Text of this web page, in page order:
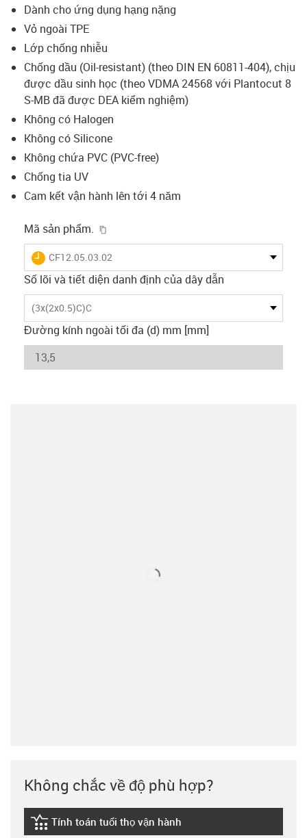
Dành cho ứng dụng hạng nặng
Vỏ ngoài TPE
Lớp chống nhiễu
Chống dầu (Oil-resistant) (theo DIN EN 60811-404), chịu
được dầu sinh học (theo VDMA 24568 với Plantocut 8
S-MB đã được DEA kiểm nghiệm)
Không có Halogen
Không có Silicone
Không chứa PVC (PVC-free)
Chống tia UV
Cam kết vận hành lên tới 4 năm
Mã sản phẩm.
igus-icon-lieferzeit
CF12.05.03.02
Số lõi và tiết diện danh định của dây dẫn
(3x(2x0.5)C)C
Đường kính ngoài tối đa (d) mm [mm]
Không chắc về độ phù hợp?
igus-icon-lebensdauerrechner
Tính toán tuổi thọ vận hành